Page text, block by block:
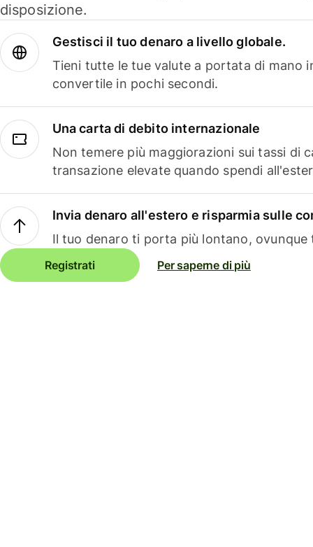
disposizione.
Gestisci il tuo denaro a livello globale.
Tieni tutte le tue valute a portata di mano
convertile in pochi secondi.
Una carta di debito internazionale
Non temere più maggiorazioni sui tassi di
transazione elevate quando spendi
Invia denaro all'estero e risparmia sulle
Il tuo denaro ti porta più lontano, ovunque
Registrati Per saperne di più